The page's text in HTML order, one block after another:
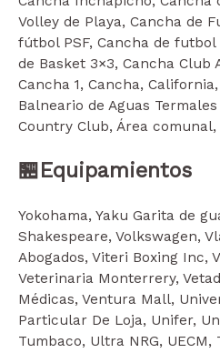
Volley de Playa, Cancha de
fútbol PSF, Cancha de
de Basket 3×3, Cancha Club
Cancha 1, Cancha,
Balneario de Aguas
Country Club, Área comunal,
🏪Equipamientos
Yokohama, Yaku Garita de
Shakespeare, Volkswagen,
Abogados, Viteri Boxing Inc,
Veterinaria Monterrery,
Médicas, Ventura Mall,
Particular De Loja, Unifer,
Tumbaco, Ultra NRG,